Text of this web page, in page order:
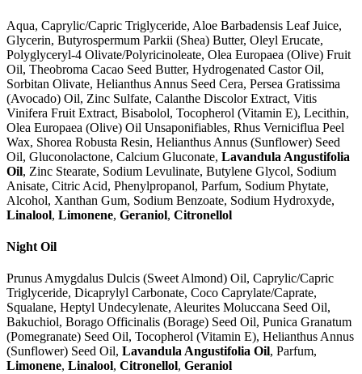
Aqua, Caprylic/Capric Triglyceride, Aloe Barbadensis Leaf Juice,
Glycerin, Butyrospermum Parkii (Shea) Butter, Oleyl Erucate,
Polyglyceryl-4 Olivate/Polyricinoleate, Olea Europaea (Olive) Fruit
Oil, Theobroma Cacao Seed Butter, Hydrogenated Castor Oil,
Sorbitan Olivate, Helianthus Annus Seed Cera, Persea Gratissima
(Avocado) Oil, Zinc Sulfate, Calanthe Discolor Extract, Vitis
Vinifera Fruit Extract, Bisabolol, Tocopherol (Vitamin E), Lecithin,
Olea Europaea (Olive) Oil Unsaponifiables, Rhus Verniciflua Peel
Wax, Shorea Robusta Resin, Helianthus Annus (Sunflower) Seed
Oil, Gluconolactone, Calcium Gluconate, Lavandula Angustifolia
Oil, Zinc Stearate, Sodium Levulinate, Butylene Glycol, Sodium
Anisate, Citric Acid, Phenylpropanol, Parfum, Sodium Phytate,
Alcohol, Xanthan Gum, Sodium Benzoate, Sodium Hydroxyde,
Linalool, Limonene, Geraniol, Citronellol
Night Oil
Prunus Amygdalus Dulcis (Sweet Almond) Oil, Caprylic/Capric
Triglyceride, Dicaprylyl Carbonate, Coco Caprylate/Caprate,
Squalane, Heptyl Undecylenate, Aleurites Moluccana Seed Oil,
Bakuchiol, Borago Officinalis (Borage) Seed Oil, Punica Granatum
(Pomegranate) Seed Oil, Tocopherol (Vitamin E), Helianthus Annus
(Sunflower) Seed Oil, Lavandula Angustifolia Oil, Parfum,
Limonene, Linalool, Citronellol, Geraniol